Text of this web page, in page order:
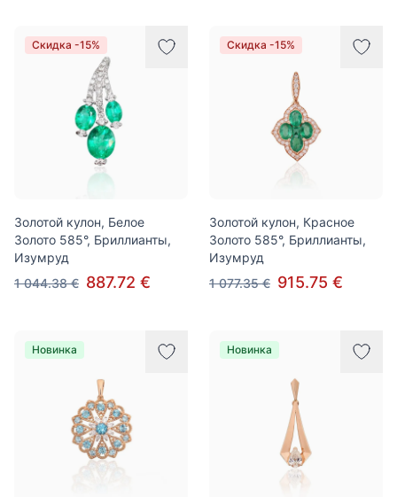
Скидка -15%
Золотой кулон, Белое
Золото 585°, Бриллианты,
Изумруд
1 044.38 € 887.72 €
Скидка -15%
Золотой кулон, Красное
Золото 585°, Бриллианты,
Изумруд
1 077.35 € 915.75 €
Новинка Новинка